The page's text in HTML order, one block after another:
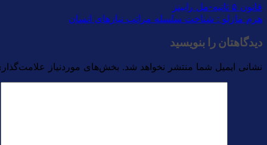
قانون ۵ ثانیه-مل رابینز
هرم مازلو : شناخت سلسله مراتب نیازهای انسان
دیدگاهتان را بنویسید
نشانی ایمیل شما منتشر نخواهد شد. بخش‌های موردنیاز